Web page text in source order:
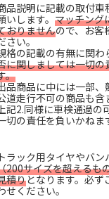
品説明に記載の取付
いします。 マッチング
おりませんので、お客
さい。
格の記載の有無に関わ
に関しましては一切の
。
品商品に中には一部、
道走行不可の商品も含
記2.同様に車検通過の
切の責任を負いかねま
トラック用タイヤやバン
200サイズを超えるも
積りとなります。必ず
せください。